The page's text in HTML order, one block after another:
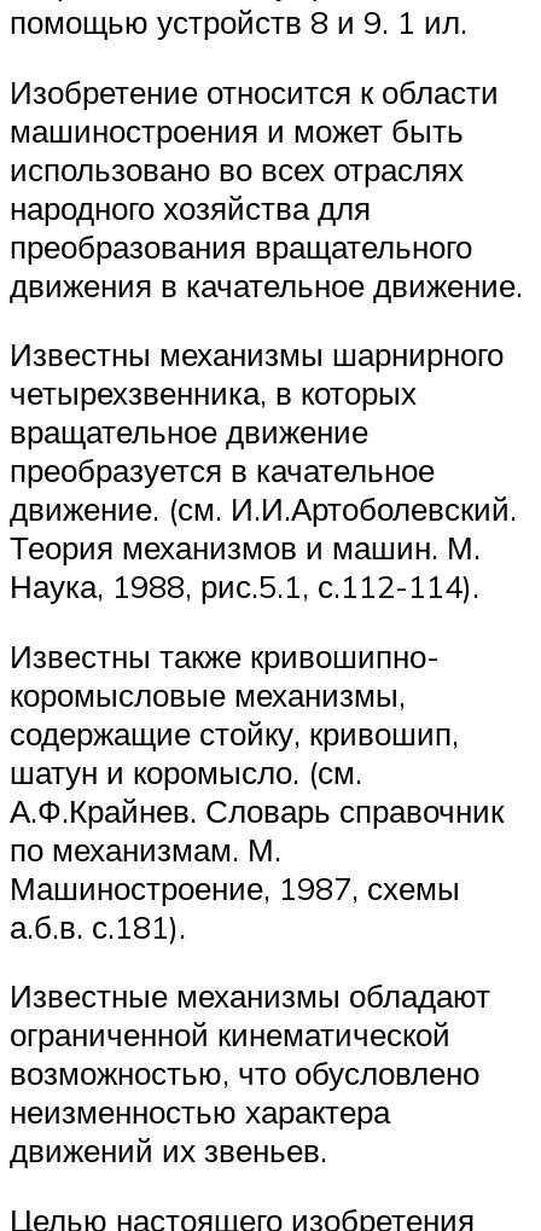
помощью устройств 8 и 9. 1 ил.
Изобретение относится к области
машиностроения и может быть
использовано во всех отраслях
народного хозяйства для
преобразования вращательного
движения в качательное движение.
Известны механизмы шарнирного
четырехзвенника, в которых
вращательное движение
преобразуется в качательное
движение. (см. И.И.Артоболевский.
Теория механизмов и машин. М.
Наука, 1988, рис.5.1, с.112-114).
Известны также кривошипно-
коромысловые механизмы,
содержащие стойку, кривошип,
шатун и коромысло. (см.
А.Ф.Крайнев. Словарь справочник
по механизмам. М.
Машиностроение, 1987, схемы
а.б.в. с.181).
Известные механизмы обладают
ограниченной кинематической
возможностью, что обусловлено
неизменностью характера
движений их звеньев.
Целью настоящего изобретения